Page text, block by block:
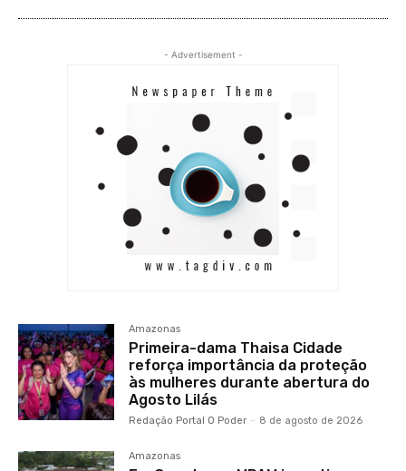
- Advertisement -
Amazonas
Primeira-dama Thaisa Cidade
reforça importância da proteção
às mulheres durante abertura do
Agosto Lilás
Redação Portal O Poder - 8 de agosto de 2026
Amazonas